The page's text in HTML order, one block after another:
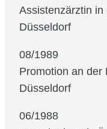
Assistenzärztin
Düsseldorf
08/1989
Promotion an der
Düsseldorf
06/1988